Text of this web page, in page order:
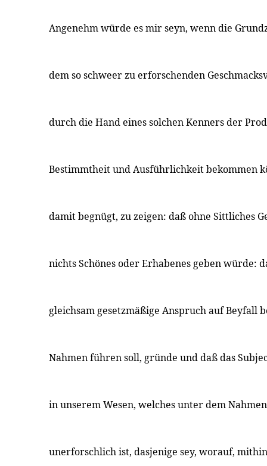
Angenehm würde es mir seyn, wenn die
dem so schweer zu erforschenden
durch die Hand eines solchen Kenners der
Bestimmtheit und Ausführlichkeit bekommen
damit begnügt, zu zeigen: daß ohne Sittliches
nichts Schönes oder Erhabenes geben würde:
gleichsam gesetzmäßige Anspruch auf Beyfall
Nahmen führen soll, gründe und daß das
in unserem Wesen, welches unter dem
unerforschlich ist, dasjenige sey, worauf,